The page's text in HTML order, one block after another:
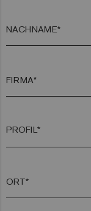
NACHNAME*
FIRMA*
ORT*